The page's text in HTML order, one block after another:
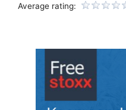
Average rating: